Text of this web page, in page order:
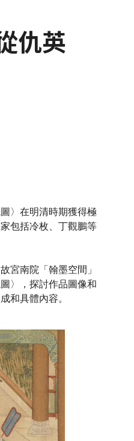
仇英
〉在明清時期獲得極
包括冷枚、丁觀鵬等
宮南院「翰墨空間」
〉，探討作品圖像和
和具體內容。